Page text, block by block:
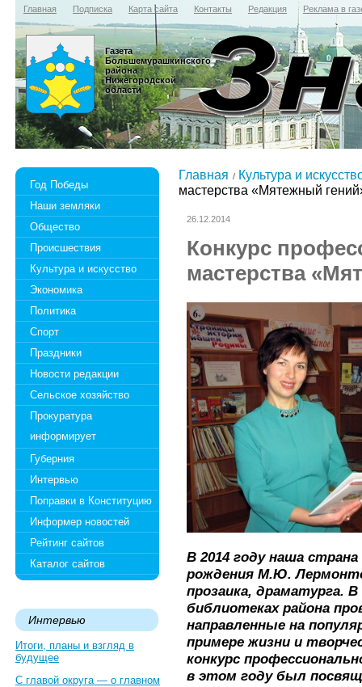
Главная Подписка Карта сайта Контакты Редакция Реклама в
Газета
Большемурашкинского
района
Нижегородской
области
Год Победы
Наши земляки
Общество
Происшествия
Культура и искусство
Экономика
Политика
Спорт
Праздники
Новости редакции
Сельское хозяйство
Прокуратура
информирует
Губерния
Интервью
Поправки в Конституцию
Информер новостей
Рейтинг сайтов
Каталог сайтов
Интервью
Итоги, планы и взгляд в
будущее
С главой округа — о главном
Главная
Культура и
мастерства «Мятежный
26.12.2014
Конкурс
мастерства
В 2014 году наша
рождения М.Ю.
прозаика, драматурга.
библиотеках района
направленные на
примере жизни и
конкурс
в этом году был